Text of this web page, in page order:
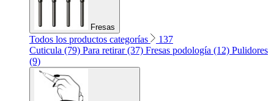
Fresas
Todos los productos categorías
137
Cuticula (79) Para retirar (37) Fresas podología (12) Pulidores
(9)